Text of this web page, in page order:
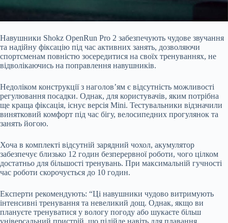
Навушники Shokz OpenRun Pro 2 забезпечують чудове звучання
та надійну фіксацію під час активних занять, дозволяючи
спортсменам повністю зосередитися на своїх тренуваннях, не
відволікаючись на поправлення навушників.
Недоліком конструкції з наголов’ям є відсутність можливості
регулювання посадки. Однак, для користувачів, яким потрібна
ще краща фіксація, існує версія Mini. Тестувальники відзначили
винятковий комфорт під час бігу, велосипедних прогулянок та
занять йогою.
Хоча в комплекті відсутній зарядний чохол, акумулятор
забезпечує близько 12 годин безперервної роботи, чого цілком
достатньо для більшості тренувань. При максимальній гучності
час роботи скорочується до 10 годин.
Експерти рекомендують: “Ці навушники чудово витримують
інтенсивні тренування та невеликий дощ. Однак, якщо ви
плануєте тренуватися у вологу погоду або шукаєте більш
універсальний пристрій, що підійде навіть для плавання,